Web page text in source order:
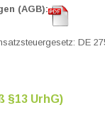
(AGB):
DE
§13 UrhG)